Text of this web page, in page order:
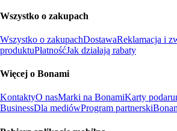
Wszystko o zakupach
Wszystko o zakupachDostawaReklamacja i
produktuPłatnośćJak działają rabaty
Więcej o Bonami
KontaktyO nasMarki na BonamiKarty
BusinessDla mediówProgram partnerski